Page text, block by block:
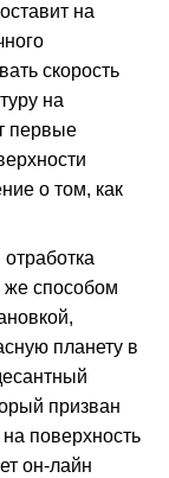
на
скорость
на
первые
о том, как
же способом
планету в
призван
поверхность
он-лайн